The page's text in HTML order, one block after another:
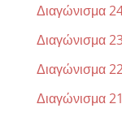
Διαγώνισμα
Διαγώνισμα
Διαγώνισμα
Διαγώνισμα